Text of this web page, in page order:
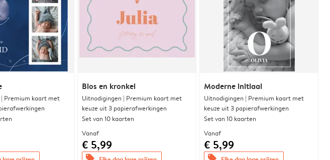
Premium kaart met
Blos en kronkel
Uitnodigingen | Premium kaart met
keuze uit 3 papierafwerkingen
Set van 10 kaarten
Vanaf
€ 5,99
offers
Moderne initiaal
Uitnodigingen | Premium kaart met
keuze uit 3 papierafwerkingen
Set van 10 kaarten
Vanaf
€ 5,99
offers